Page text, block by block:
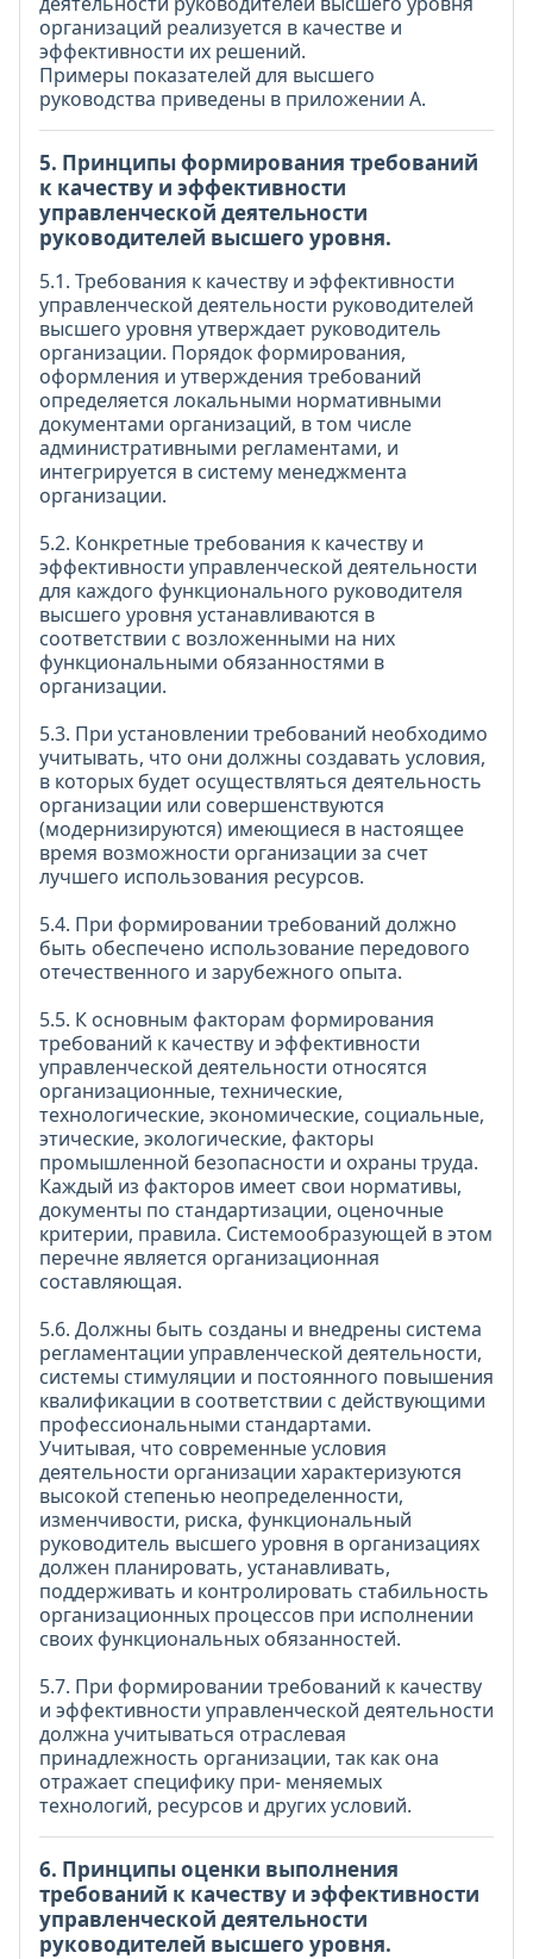
организаций реализуется в качестве и
эффективности их решений.
Примеры показателей для высшего
руководства приведены в приложении А.
5. Принципы формирования требований
к качеству и эффективности
управленческой деятельности
руководителей высшего уровня.
5.1. Требования к качеству и эффективности
управленческой деятельности руководителей
высшего уровня утверждает руководитель
организации. Порядок формирования,
оформления и утверждения требований
определяется локальными нормативными
документами организаций, в том числе
административными регламентами, и
интегрируется в систему менеджмента
организации.
5.2. Конкретные требования к качеству и
эффективности управленческой деятельности
для каждого функционального руководителя
высшего уровня устанавливаются в
соответствии с возложенными на них
функциональными обязанностями в
организации.
5.3. При установлении требований необходимо
учитывать, что они должны создавать условия,
в которых будет осуществляться деятельность
организации или совершенствуются
(модернизируются) имеющиеся в настоящее
время возможности организации за счет
лучшего использования ресурсов.
5.4. При формировании требований должно
быть обеспечено использование передового
отечественного и зарубежного опыта.
5.5. К основным факторам формирования
требований к качеству и эффективности
управленческой деятельности относятся
организационные, технические,
технологические, экономические, социальные,
этические, экологические, факторы
промышленной безопасности и охраны труда.
Каждый из факторов имеет свои нормативы,
документы по стандартизации, оценочные
критерии, правила. Системообразующей в этом
перечне является организационная
составляющая.
5.6. Должны быть созданы и внедрены система
регламентации управленческой деятельности,
системы стимуляции и постоянного повышения
квалификации в соответствии с действующими
профессиональными стандартами.
Учитывая, что современные условия
деятельности организации характеризуются
высокой степенью неопределенности,
изменчивости, риска, функциональный
руководитель высшего уровня в организациях
должен планировать, устанавливать,
поддерживать и контролировать стабильность
организационных процессов при исполнении
своих функциональных обязанностей.
5.7. При формировании требований к качеству
и эффективности управленческой деятельности
должна учитываться отраслевая
принадлежность организации, так как она
отражает специфику при- меняемых
технологий, ресурсов и других условий.
6. Принципы оценки выполнения
требований к качеству и эффективности
управленческой деятельности
руководителей высшего уровня.